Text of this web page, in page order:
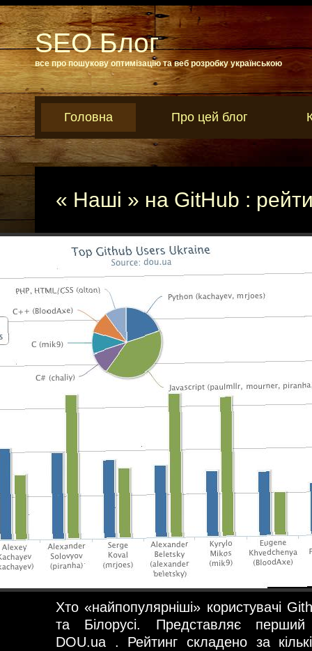
SEO Блог
все про пошукову оптимізацію та веб розробку українською
Головна Про цей блог
« Наші » на GitHub :
Хто «найпопулярніші» користувачі
та Білорусі. Представляє
DOU.ua . Рейтинг складено за